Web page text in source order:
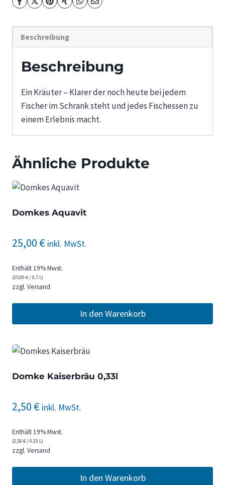
Beschreibung
Beschreibung
Ein Kräuter – Klarer der noch heute bei jedem
Fischer im Schrank steht und jedes Fischessen zu
einem Erlebnis macht.
Ähnliche Produkte
Domkes Aquavit
25,00 € inkl. MwSt.
Enthält 19% Mwst.
(25,00 €/ 0,7 L)
zzgl. Versand
In den Warenkorb
Domke Kaiserbräu 0,33l
2,50 € inkl. MwSt.
Enthält 19% Mwst.
(2,50 €/ 0,33 L)
zzgl. Versand
In den Warenkorb